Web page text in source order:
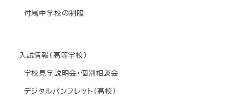
付属中学校の制服
入試情報(高等学校)
学校見学説明会・個別相談会
デジタルパンフレット(高校)